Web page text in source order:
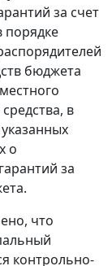
за счет
порядке
бюджета
в
о
за
что
контрольно-